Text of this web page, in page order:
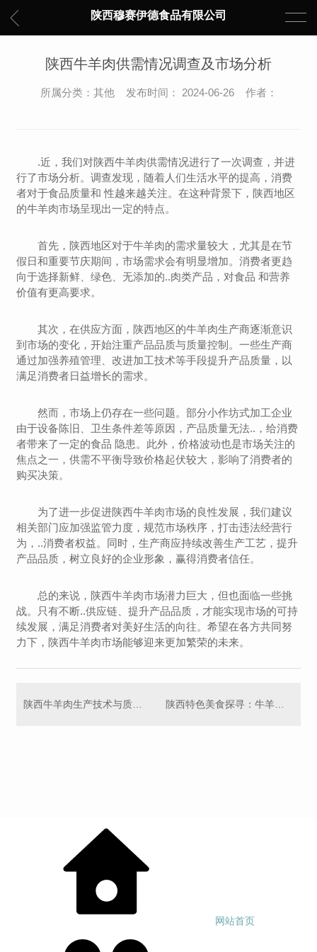
陕西穆赛伊德食品有限公司
陕西牛羊肉供需情况调查及市场分析
所属分类：其他 发布时间： 2024-06-26 作者：
.近，我们对陕西牛羊肉供需情况进行了一次调查，并进
行了市场分析。调查发现，随着人们生活水平的提高，消费
者对于食品质量和 性越来越关注。在这种背景下，陕西地区
的牛羊肉市场呈现出一定的特点。
首先，陕西地区对于牛羊肉的需求量较大，尤其是在节
假日和重要节庆期间，市场需求会有明显增加。消费者更趋
向于选择新鲜、绿色、无添加的..肉类产品，对食品 和营养
价值有更高要求。
其次，在供应方面，陕西地区的牛羊肉生产商逐渐意识
到市场的变化，开始注重产品品质与质量控制。一些生产商
通过加强养殖管理、改进加工技术等手段提升产品质量，以
满足消费者日益增长的需求。
然而，市场上仍存在一些问题。部分小作坊式加工企业
由于设备陈旧、卫生条件差等原因，产品质量无法..，给消费
者带来了一定的食品 隐患。此外，价格波动也是市场关注的
焦点之一，供需不平衡导致价格起伏较大，影响了消费者的
购买决策。
为了进一步促进陕西牛羊肉市场的良性发展，我们建议
相关部门应加强监管力度，规范市场秩序，打击违法经营行
为，..消费者权益。同时，生产商应持续改善生产工艺，提升
产品品质，树立良好的企业形象，赢得消费者信任。
总的来说，陕西牛羊肉市场潜力巨大，但也面临一些挑
战。只有不断..供应链、提升产品品质，才能实现市场的可持
续发展，满足消费者对美好生活的向往。希望在各方共同努
力下，陕西牛羊肉市场能够迎来更加繁荣的未来。
网站首页